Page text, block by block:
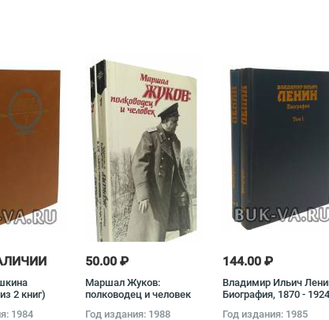
2 книг)
1984
50.00 ₽
Маршал Жуков:
полководец и человек
Год издания: 1988
144.00 ₽
Владимир Ильич
Биография, 1870 - 1924
Год издания: 1985